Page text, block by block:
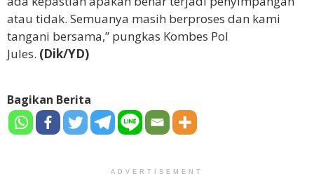
atau tidak. Semuanya masih berproses dan kami
tangani bersama,” pungkas Kombes Pol
Jules. (Dik/YD)
Bagikan Berita
ADVERTISEMENT